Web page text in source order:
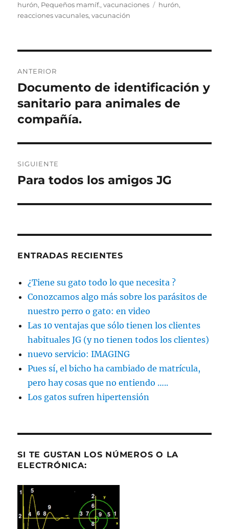
el
hurón, Pequeños mamíf.,vacunaciones Etiquetas
hurón,
reacciones vacunales,vacunación
de
entradas
ANTERIOR
Entrada
anterior:
Documento de identificación y
sanitario para animales de
compañía.
SIGUIENTE
Entrada
Para todos los amigos JG
ENTRADAS RECIENTES
¿Tiene su gato todo lo que necesita ?
Conozcamos algo más sobre los parásitos de
nuestro perro o gato: en video
Las 10 ventajas que sólo tienen los clientes
habituales JG (y no tienen todos los clientes)
nuevo servicio: IMAGING
Pues sí, el bicho ha cambiado de matrícula,
pero hay cosas que no entiendo …..
Los gatos sufren hipertensión
SI TE GUSTAN LOS NÚMEROS O LA
ELECTRÓNICA: